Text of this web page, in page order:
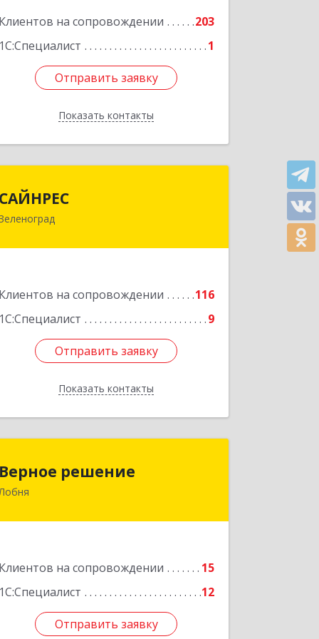
Клиентов на сопровождении
203
1С:Специалист
1
Отправить заявку
Показать контакты
Подробнее
Отправить заявку
Назад
САЙНРЕС
Клиентов на сопровождении
116
1С:Специалист
9
Отправить заявку
Показать контакты
124365, Москва г, Зеленоград г,
Отправить заявку
Назад
Верное решение
Лобня
Клиентов на сопровождении
15
1С:Специалист
12
Отправить заявку
Отправить заявку